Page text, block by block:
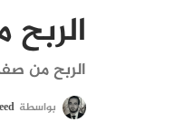
الربح من
بواسطة